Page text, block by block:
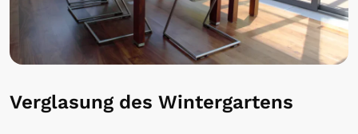
Verglasung des Wintergartens